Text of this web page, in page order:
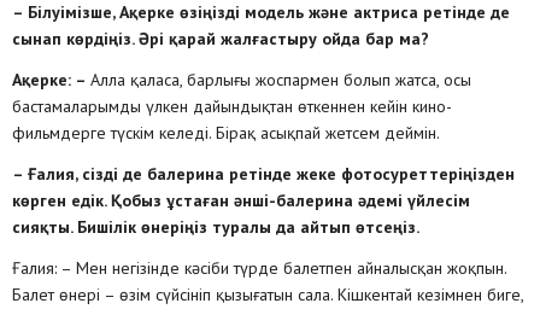
– Білуімізше, Ақерке өзіңізді модель және актриса ретінде де
сынап көрдіңіз. Әрі қарай жалғастыру ойда бар ма?
Ақерке: – Алла қаласа, барлығы жоспармен болып жатса, осы
бастамаларымды үлкен дайындықтан өткеннен кейін кино-
фильмдерге түскім келеді. Бірақ асықпай жетсем деймін.
– Ғалия, сізді де балерина ретінде жеке фотосуреттеріңізден
көрген едік. Қобыз ұстаған әнші-балерина әдемі үйлесім
сияқты. Бишілік өнеріңіз туралы да айтып өтсеңіз.
Ғалия: – Мен негізінде кәсіби түрде балетпен айналысқан жоқпын.
Балет өнері – өзім сүйсініп қызығатын сала. Кішкентай кезімнен биге,